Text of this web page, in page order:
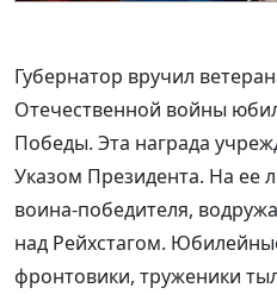
Губернатор вручил
Отечественной войны
Победы. Эта награда
Указом Президента. На ее
воина-победителя,
над Рейхстагом.
фронтовики, труженики